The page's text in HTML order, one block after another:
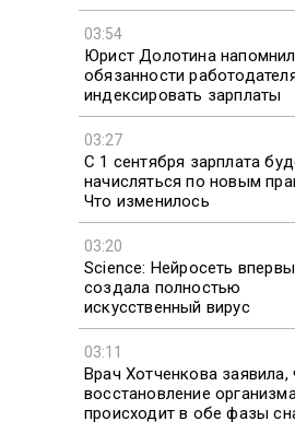
03:54
Юрист Долотина
обязанности
индексировать зарплаты
03:27
С 1 сентября зарплата
начисляться по новым
Что изменилось
03:20
Science: Нейросеть
создала полностью
искусственный вирус
03:11
Врач Хотченкова заявила,
восстановление
происходит в обе фазы